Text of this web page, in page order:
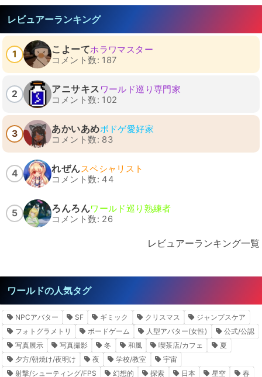
レビュアーランキング
1 こよーてホラワマスター
コメント数: 187
2 アニサキス ワールド巡り専門家
コメント数: 102
3 あかいあめボドゲ愛好家
コメント数: 83
4 れぜんスペシャリスト
コメント数: 44
5 ろんろんワールド巡り熟練者
コメント数: 26
レビュアーランキング一覧
ワールドの人気タグ
NPCアバター SF ギミック クリスマス
ジャンプスケア
フォトグラメトリ
ボードゲーム 人型アバター(女性)
公式/公認
写真展示
写真撮影 冬 和風 喫茶店/カフェ
夏
夕方/朝焼け/夜明け
夜 学校/教室
宇宙
射撃/シューティング/FPS
幻想的 探索 日本 星空
春